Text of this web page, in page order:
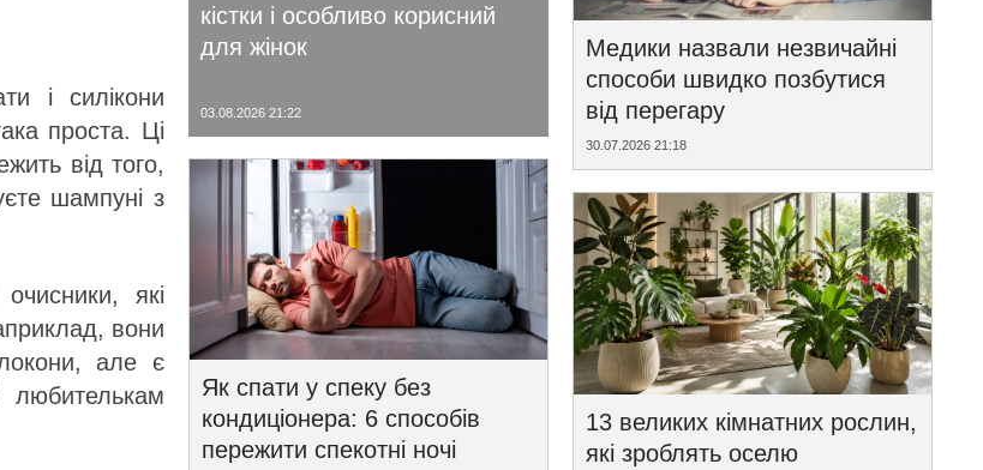
і силікони
проста. Ці
від того,
шампуні з
які
вони
але є
кістки і особливо корисний
для жінок
03.08.2026 21:22
Як спати у спеку без
кондиціонера: 6 способів
пережити спекотні ночі
Медики назвали незвичайні
способи швидко позбутися
від перегару
30.07.2026 21:18
13 великих кімнатних рослин,
які зроблять оселю